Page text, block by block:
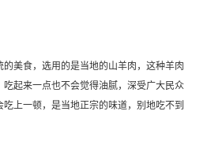
美食，选用的是当地的山羊肉，这种羊肉
起来一点也不会觉得油腻，深受广大民众
上一顿，是当地正宗的味道，别地吃不到